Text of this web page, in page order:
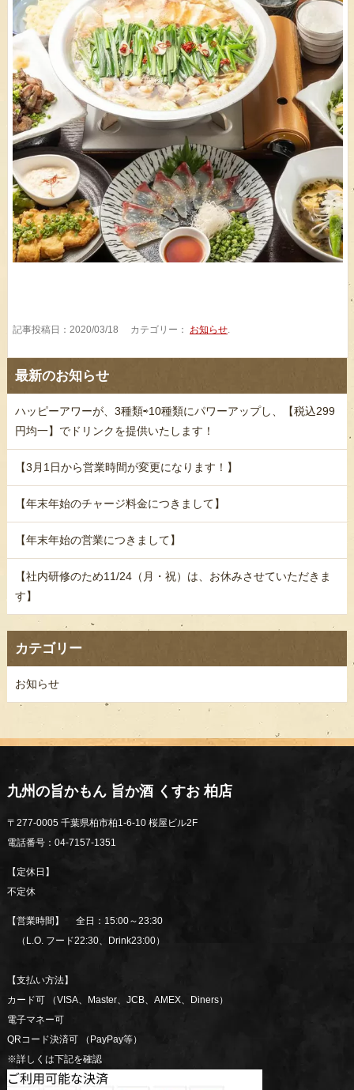
記事投稿日：2020/03/18 カテゴリー： お知らせ.
最新のお知らせ
ハッピーアワーが、3種類⇨10種類にパワーアップし、【税込299
円均一】でドリンクを提供いたします！
【3月1日から営業時間が変更になります！】
【年末年始のチャージ料金につきまして】
【年末年始の営業につきまして】
【社内研修のため11/24（月・祝）は、お休みさせていただきま
す】
カテゴリー
お知らせ
九州の旨かもん 旨か酒 くすお 柏店
〒277-0005 千葉県柏市柏1-6-10 桜屋ビル2F
電話番号：04-7157-1351
【定休日】
不定休
【営業時間】 全日：15:00～23:30
（L.O. フード22:30、Drink23:00）
【支払い方法】
カード可 （VISA、Master、JCB、AMEX、Diners）
電子マネー可
QRコード決済可 （PayPay等）
※詳しくは下記を確認